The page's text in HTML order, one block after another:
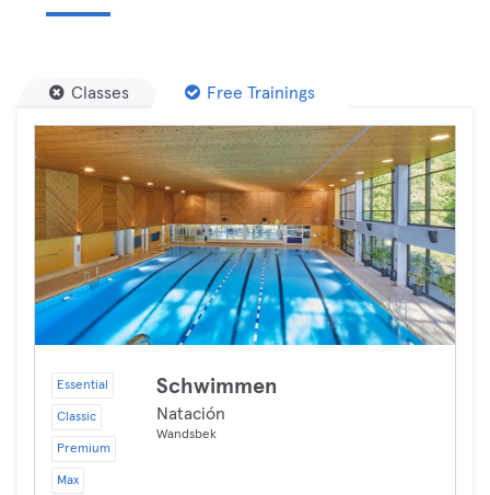
Classes Free Trainings
Essential
Classic
Premium
Max
Schwimmen
Natación
Wandsbek